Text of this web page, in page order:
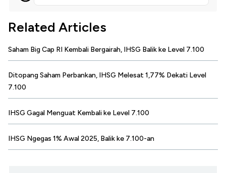
Related Articles
Saham Big Cap RI Kembali Bergairah, IHSG Balik ke Level 7.100
Ditopang Saham Perbankan, IHSG Melesat 1,77% Dekati Level
7.100
IHSG Gagal Menguat Kembali ke Level 7.100
IHSG Ngegas 1% Awal 2025, Balik ke 7.100-an